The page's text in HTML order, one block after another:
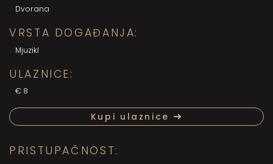
Dvorana
VRSTA DOGAĐANJA:
Mjuzikl
ULAZNICE:
€8
Kupi ulaznice
PRISTUPAČNOST: